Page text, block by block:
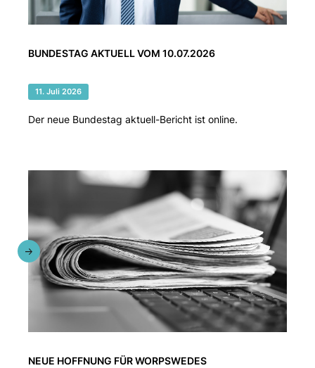
BUNDESTAG AKTUELL VOM 10.07.2026
11. Juli 2026
Der neue Bundestag aktuell-Bericht ist online.
NEUE HOFFNUNG FÜR WORPSWEDES